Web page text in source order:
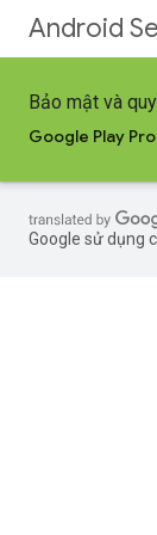
Android
Bảo mật và
Google Play
Google sử dụng